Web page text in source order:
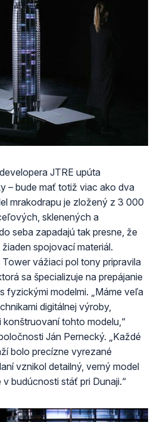
JTRE upúta
– bude mať totiž viac ako dva
mrakodrapu je zložený z 3 000
sklenených a
seba zapadajú tak presne, že
spojovací materiál.
vážiaci pol tony pripravila
sa špecializuje na prepájanie
fyzickými modelmi. „Máme veľa
digitálnej výroby,
konštruovaní tohto modelu,“
Ján Pernecký. „Každé
bolo precízne vyrezané
vznikol detailný, verný model
budúcnosti stáť pri Dunaji.“